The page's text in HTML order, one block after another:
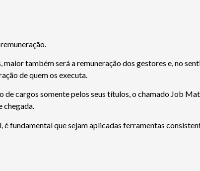
também será a remuneração dos gestores e, no
de quem os executa.
cargos somente pelos seus títulos, o chamado Job
chegada.
fundamental que sejam aplicadas ferramentas